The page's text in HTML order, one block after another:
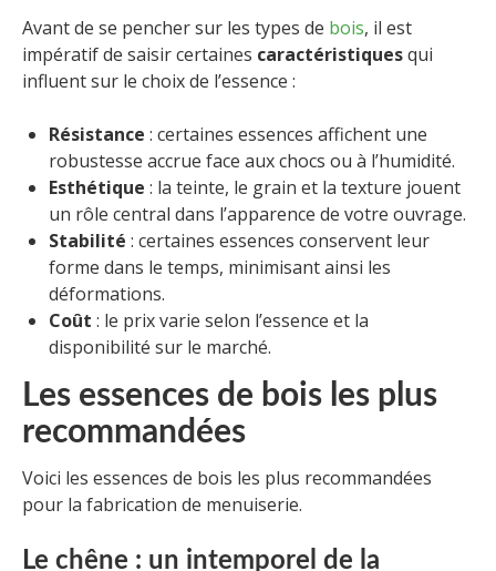
Avant de se pencher sur les types de bois, il est
impératif de saisir certaines caractéristiquesqui
influent sur le choix de l’essence :
Résistance : certaines essences affichent une
robustesse accrue face aux chocs ou à l’humidité.
Esthétique : la teinte, le grain et la texture jouent
un rôle central dans l’apparence de votre ouvrage.
Stabilité : certaines essences conservent leur
forme dans le temps, minimisant ainsi les
déformations.
Coût : le prix varie selon l’essence et la
disponibilité sur le marché.
Les essences de bois les plus
recommandées
Voici les essences de bois les plus recommandées
pour la fabrication de menuiserie.
Le chêne : un intemporel de la